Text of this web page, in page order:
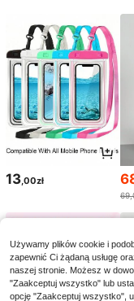
13,00zł
Używamy plików cookie i
zapewnić Ci żądaną usługę
naszej stronie. Możesz w
"Zaakceptuj wszystko" lub
opcję "Zaakceptuj wszystko",